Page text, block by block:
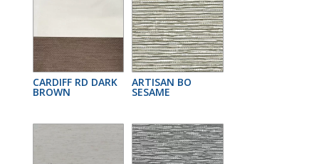
CARDIFF RD DARK
BROWN
ARTISAN BO
SESAME